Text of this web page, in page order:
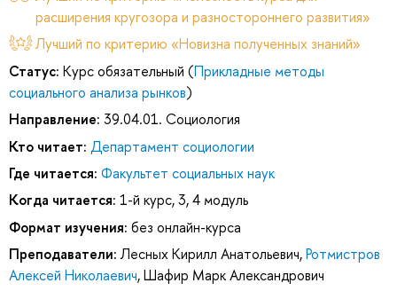
расширения кругозора и разностороннего развития»
Лучший по критерию «Новизна полученных знаний»
Статус: Курс обязательный (Прикладные методы
социального анализа рынков)
Направление: 39.04.01. Социология
Кто читает: Департамент социологии
Где читается: Факультет социальных наук
Когда читается: 1-й курс, 3, 4 модуль
Формат изучения: без онлайн-курса
Преподаватели: Лесных Кирилл Анатольевич,Ротмистров
Алексей Николаевич,Шафир Марк Александрович